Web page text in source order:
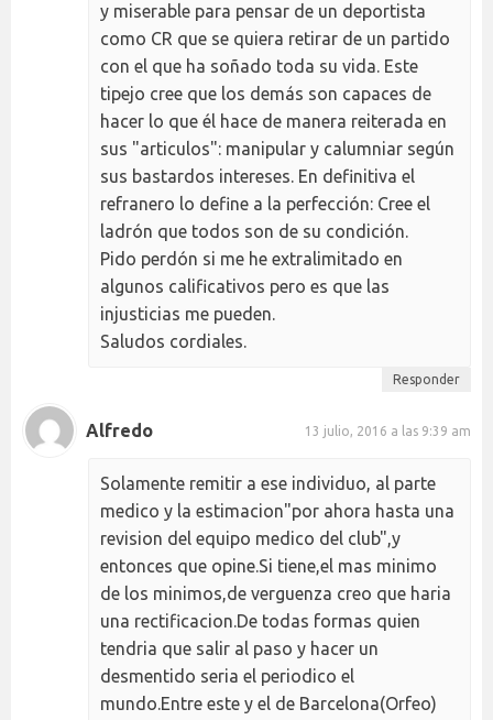
y miserable para pensar de un deportista
como CR que se quiera retirar de un partido
con el que ha soñado toda su vida. Este
tipejo cree que los demás son capaces de
hacer lo que él hace de manera reiterada en
sus "articulos": manipular y calumniar según
sus bastardos intereses. En definitiva el
refranero lo define a la perfección: Cree el
ladrón que todos son de su condición.
Pido perdón si me he extralimitado en
algunos calificativos pero es que las
injusticias me pueden.
Saludos cordiales.
Responder
Alfredo 13 julio, 2016 a las 9:39 am
Solamente remitir a ese individuo, al parte
medico y la estimacion"por ahora hasta una
revision del equipo medico del club",y
entonces que opine.Si tiene,el mas minimo
de los minimos,de verguenza creo que haria
una rectificacion.De todas formas quien
tendria que salir al paso y hacer un
desmentido seria el periodico el
mundo.Entre este y el de Barcelona(Orfeo)